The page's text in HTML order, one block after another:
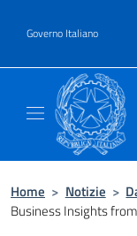
Governo Italiano
Home > Notizie >
Business Insights